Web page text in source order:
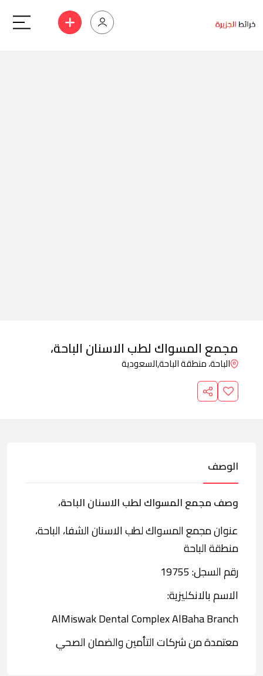
مجمع المسواك لطب الاسنان الباحة،
الباحة، منطقة الباحة,السعودية
الوصف
وصف مجمع المسواك لطب الاسنان الباحة،
عنوان مجمع المسواك لطب الاسنان الشفا، الباحة،
منطقة الباحة
رقم السجل: 19755
الاسم بالانكليزية:
AlMiswak Dental Complex AlBaha Branch
معتمدة من شركات التأمين والضمان الصحي